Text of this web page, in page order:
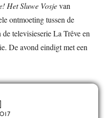
Het Sluwe Vosjevan
ontmoeting tussen de
televisieserie La Trêve en
De avond eindigt met een